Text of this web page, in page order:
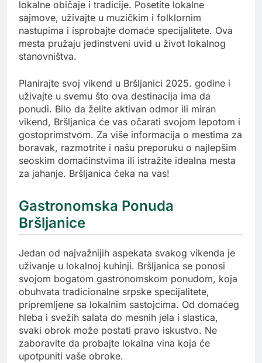
lokalne običaje i tradicije. Posetite lokalne
sajmove, uživajte u muzičkim i folklornim
nastupima i isprobajte domaće specijalitete. Ova
mesta pružaju jedinstveni uvid u život lokalnog
stanovništva.
Planirajte svoj vikend u Bršljanici 2025. godine i
uživajte u svemu što ova destinacija ima da
ponudi. Bilo da želite aktivan odmor ili miran
vikend, Bršljanica će vas očarati svojom lepotom i
gostoprimstvom. Za više informacija o mestima za
boravak, razmotrite i našu preporuku o najlepšim
seoskim domaćinstvima ili istražite idealna mesta
za jahanje. Bršljanica čeka na vas!
Gastronomska Ponuda
Bršljanice
Jedan od najvažnijih aspekata svakog vikenda je
uživanje u lokalnoj kuhinji. Bršljanica se ponosi
svojom bogatom gastronomskom ponudom, koja
obuhvata tradicionalne srpske specijalitete,
pripremljene sa lokalnim sastojcima. Od domaćeg
hleba i svežih salata do mesnih jela i slastica,
svaki obrok može postati pravo iskustvo. Ne
zaboravite da probajte lokalna vina koja će
upotpuniti vaše obroke.